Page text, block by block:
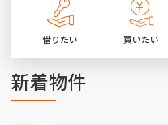
2026.7.17 夏季休暇のお知らせ
2026.5.7 当社が利用する外部システム（いえ
借りたい 買いたい
新着物件